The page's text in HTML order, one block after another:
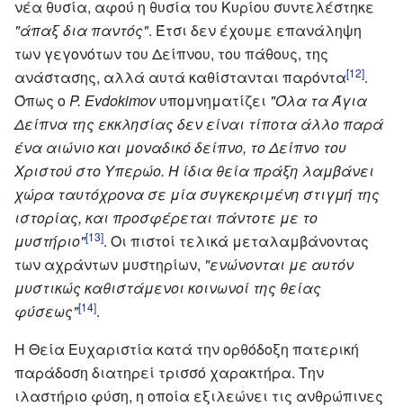
νέα θυσία, αφού η θυσία του Κυρίου συντελέστηκε
"άπαξ δια παντός". Έτσι δεν έχουμε επανάληψη
των γεγονότων του Δείπνου, του πάθους, της
ανάστασης, αλλά αυτά καθίστανται παρόντα[12].
Όπως ο P. Evdokimovυπομνηματίζει "Όλα τα Άγια
Δείπνα της εκκλησίας δεν είναι τίποτα άλλο παρά
ένα αιώνιο και μοναδικό δείπνο, το Δείπνο του
Χριστού στο Υπερώο. Η ίδια θεία πράξη λαμβάνει
χώρα ταυτόχρονα σε μία συγκεκριμένη στιγμή της
ιστορίας, και προσφέρεται πάντοτε με το
μυστήριο"[13]. Οι πιστοί τελικά μεταλαμβάνοντας
των αχράντων μυστηρίων, "ενώνονται με αυτόν
μυστικώς καθιστάμενοι κοινωνοί της θείας
φύσεως"[14].
Η Θεία Ευχαριστία κατά την ορθόδοξη πατερική
παράδοση διατηρεί τρισσό χαρακτήρα. Την
ιλαστήριο φύση, η οποία εξιλεώνει τις ανθρώπινες